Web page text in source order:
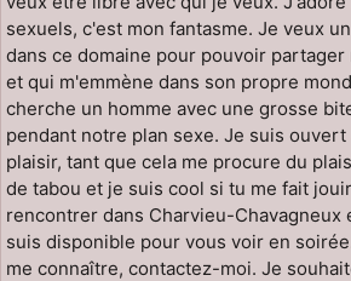
sexuels, c'est mon fantasme. Je veux
dans ce domaine pour pouvoir
et qui m'emmène dans son propre
cherche un homme avec une grosse
pendant notre plan sexe. Je suis
plaisir, tant que cela me procure du
de tabou et je suis cool si tu me fait
rencontrer dans Charvieu-Chavagneux
suis disponible pour vous voir en
me connaître, contactez-moi. Je